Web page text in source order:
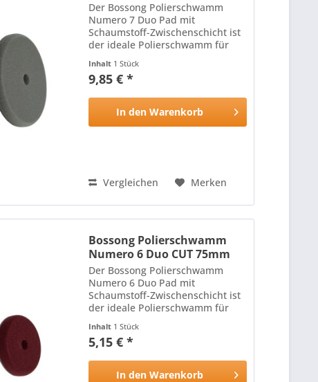
Der Bossong Polierschwamm
Numero 7 Duo Pad mit
Schaumstoff-Zwischenschicht ist
der ideale Polierschwamm für
hitzebeständige Oberfläche des
Polierschwamms mit
schneidenden Eigenschaften
wird durch die...
Inhalt 1 Stück
9,85 € *
In den Warenkorb
Vergleichen Merken
Bossong Polierschwamm
Numero 6 Duo CUT 75mm
Der Bossong Polierschwamm
Numero 6 Duo Pad mit
Schaumstoff-Zwischenschicht ist
der ideale Polierschwamm für
hitzebeständige Oberfläche des
Polierschwamms mit
wird durch die...
Inhalt 1 Stück
5,15 € *
In den Warenkorb